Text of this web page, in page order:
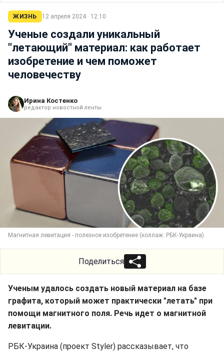
ЖИЗНЬ 12 апреля 2024 · 12:10
Ученые создали уникальный
"летающий" материал: как работает
изобретение и чем поможет
человечеству
Ирина Костенко
редактор новостной ленты
Магнитная левитация - полезное изобретение (коллаж: РБК-Украина)
Поделиться
Ученым удалось создать новый материал на базе
графита, который может практически "летать" при
помощи магнитного поля. Речь идет о магнитной
левитации.
РБК-Украина (проект Styler) рассказывает, что